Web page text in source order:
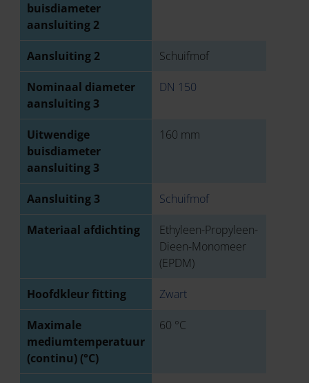
buisdiameter
aansluiting 2
Aansluiting 2 Schuifmof
Nominaal diameter
aansluiting 3
DN 150
Uitwendige
buisdiameter
aansluiting 3
160 mm
Aansluiting 3 Schuifmof
Materiaal afdichting
Ethyleen-Propyleen-
Dieen-Monomeer
(EPDM)
Hoofdkleur fitting Zwart
Maximale
mediumtemperatuur
(continu) (°C)
60 °C